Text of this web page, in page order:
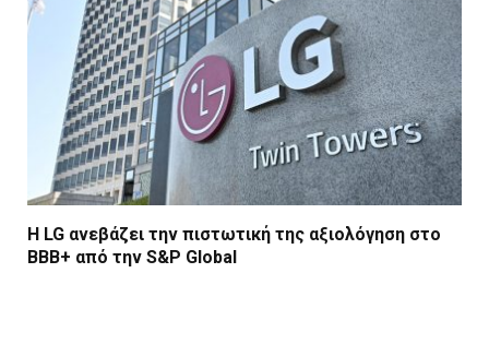
Η LG ανεβάζει την πιστωτική της αξιολόγηση στο
BBB+ από την S&P Global